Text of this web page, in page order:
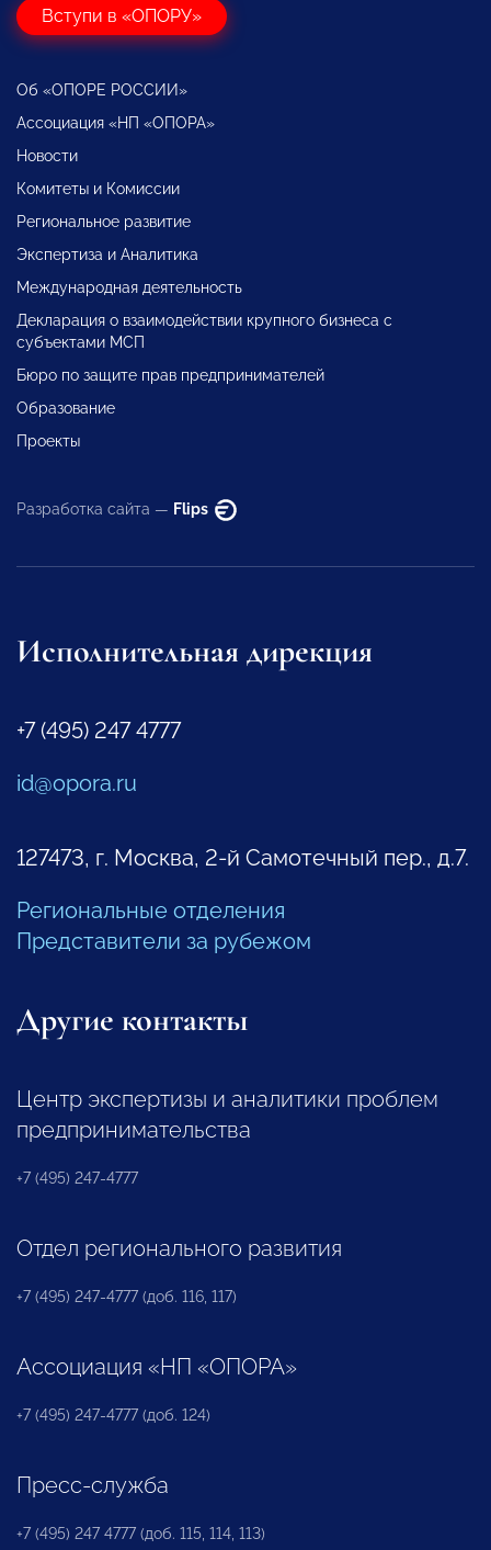
Вступи в «ОПОРУ»
Об «ОПОРЕ РОССИИ»
Ассоциация «НП «ОПОРА»
Новости
Комитеты и Комиссии
Региональное развитие
Экспертиза и Аналитика
Международная деятельность
Декларация о взаимодействии крупного бизнеса с
субъектами МСП
Бюро по защите прав предпринимателей
Образование
Проекты
Разработка сайта — Flips
Исполнительная дирекция
+7 (495) 247 4777
id@opora.ru
127473, г. Москва, 2-й Самотечный пер., д.7.
Региональные отделения
Представители за рубежом
Другие контакты
Центр экспертизы и аналитики проблем
предпринимательства
+7 (495) 247-4777
Отдел регионального развития
+7 (495) 247-4777 (доб. 116, 117)
Ассоциация «НП «ОПОРА»
+7 (495) 247-4777 (доб. 124)
Пресс-служба
+7 (495) 247 4777 (доб. 115, 114, 113)